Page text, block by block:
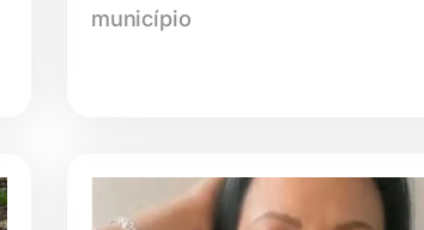
município